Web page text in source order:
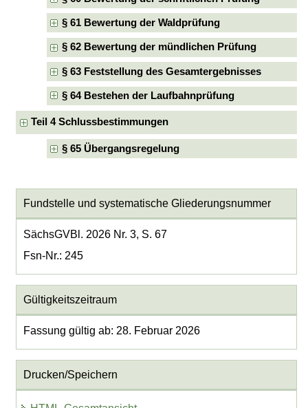
§ 61 Bewertung der Waldprüfung
§ 62 Bewertung der mündlichen Prüfung
§ 63 Feststellung des Gesamtergebnisses
§ 64 Bestehen der Laufbahnprüfung
Teil 4 Schlussbestimmungen
§ 65 Übergangsregelung
Fundstelle und systematische Gliederungsnummer
SächsGVBl. 2026 Nr. 3, S. 67
Fsn-Nr.: 245
Gültigkeitszeitraum
Fassung gültig ab: 28. Februar 2026
Drucken/Speichern